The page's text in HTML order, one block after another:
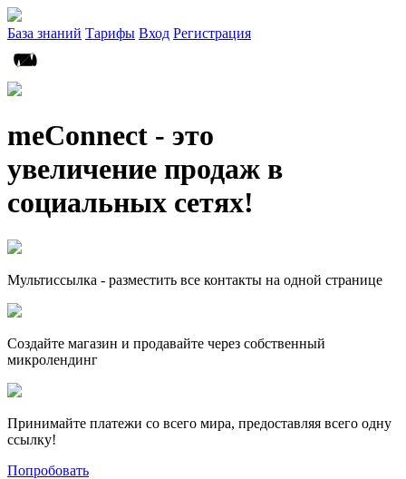
База знаний Тарифы Вход Регистрация
meConnect - это
увеличение продаж в
социальных сетях!
Мультиссылка - разместить все контакты на одной странице
Создайте магазин и продавайте через собственный
микролендинг
Принимайте платежи со всего мира, предоставляя всего одну
ссылку!
Попробовать